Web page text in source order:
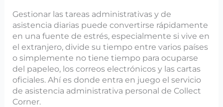
Gestionar las tareas administrativas y de
asistencia diarias puede convertirse rápidamente
en una fuente de estrés, especialmente si vive en
el extranjero, divide su tiempo entre varios países
o simplemente no tiene tiempo para ocuparse
del papeleo, los correos electrónicos y las cartas
oficiales. Ahí es donde entra en juego el servicio
de asistencia administrativa personal de Collect
Corner.